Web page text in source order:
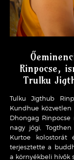
Rinpocse,
Trulku
Tulku Jigthub
Kundhue
Dhongag
nagy jógi,
Kurtoe kolostorát
terjesztette a
a környékbeli hívők